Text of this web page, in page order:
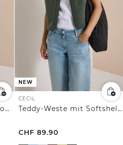
Wide Leg Hose in Silk-Touch-Qualität
NEW
CECIL
Teddy-Weste mit Softshelldetails
CHF 89.90